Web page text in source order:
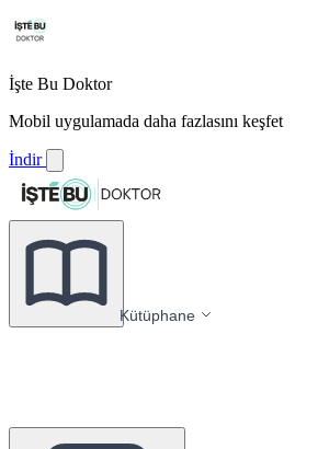
İşte Bu Doktor
Mobil uygulamada daha fazlasını keşfet
İndir
Kütüphane